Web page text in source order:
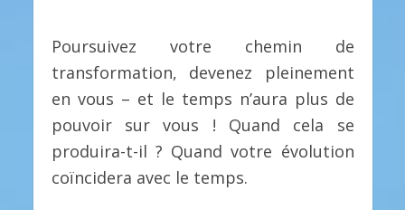
Poursuivez votre chemin de
transformation, devenez pleinement
en vous – et le temps n’aura plus de
pouvoir sur vous ! Quand cela se
produira-t-il ? Quand votre évolution
coïncidera avec le temps.